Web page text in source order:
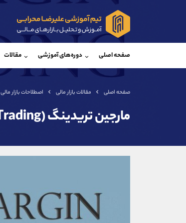
صفحه اصلی دوره‌های آموزشی مقالات
صفحه اصلی مقالات بازار مالی اصطلاحات بازار مالی
مارجین تریدینگ (Margin Trading) چیست؟
واتساپ شروع گفتگو
@Armteam_admin_103
تلفن
کانال تلگرام